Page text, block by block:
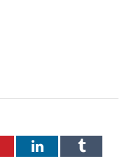
LinkedInTumblr